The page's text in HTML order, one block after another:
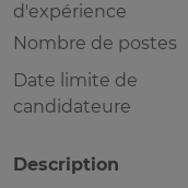
d'expérience
Nombre de postes
Date limite de
candidateure
Description